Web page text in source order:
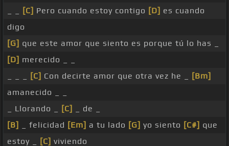
[C] Pero cuando estoy contigo [D] es cuando
digo
[G] que este amor que siento es porque tú lo has _
[D] merecido _ _
[C] Con decirte amor que otra vez he _
[Bm]
amanecido _ _
_ Llorando _
[C]
_ de _
[B]
_ felicidad [Em] a tu lado [G] yo siento [C#] que
estoy _
[C] viviendo